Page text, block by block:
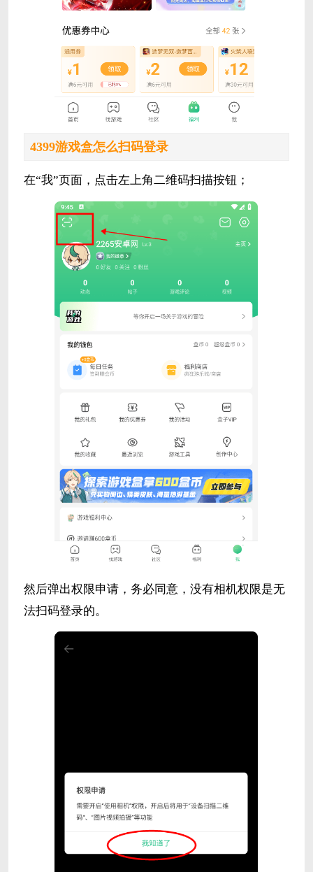
4399游戏盒怎么扫码登录
在“我”页面，点击左上角二维码扫描按钮；
然后弹出权限申请，务必同意，没有相机权限是无
法扫码登录的。